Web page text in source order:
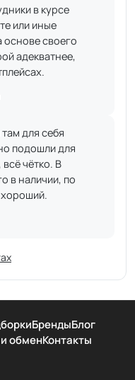
в курсе
или иные
своего
адекватнее,
для себя
подошли для
чётко. В
в наличии, по
БрендыБлог
обменКонтакты